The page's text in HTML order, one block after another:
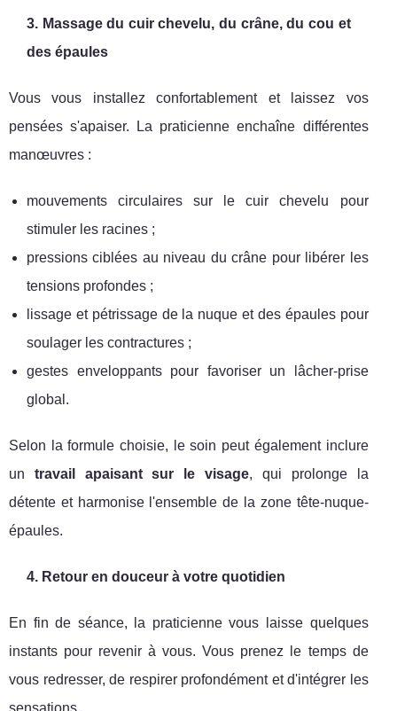
3. Massage du cuir chevelu, du crâne, du cou et
des épaules
Vous vous installez confortablement et laissez vos
pensées s'apaiser. La praticienne enchaîne différentes
manœuvres :
mouvements circulaires sur le cuir chevelu pour
stimuler les racines ;
pressions ciblées au niveau du crâne pour libérer les
tensions profondes ;
lissage et pétrissage de la nuque et des épaules pour
soulager les contractures ;
gestes enveloppants pour favoriser un lâcher-prise
global.
Selon la formule choisie, le soin peut également inclure
un travail apaisant sur le visage, qui prolonge la
détente et harmonise l'ensemble de la zone tête-nuque-
épaules.
4. Retour en douceur à votre quotidien
En fin de séance, la praticienne vous laisse quelques
instants pour revenir à vous. Vous prenez le temps de
vous redresser, de respirer profondément et d'intégrer les